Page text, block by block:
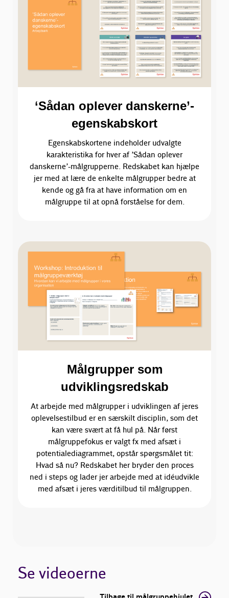
‘Sådan oplever danskerne’-
egenskabskort
Egenskabskortene indeholder udvalgte
karakteristika for hver af ’Sådan oplever
danskerne’-målgrupperne. Redskabet kan hjælpe
jer med at lære de enkelte målgrupper bedre at
kende og gå fra at have information om en
målgruppe til at opnå forståelse for dem.
Målgrupper som
udviklingsredskab
At arbejde med målgrupper i udviklingen af jeres
oplevelsestilbud er en særskilt disciplin, som det
kan være svært at få hul på. Når først
målgruppefokus er valgt fx med afsæt i
potentialediagrammet, opstår spørgsmålet tit:
Hvad så nu? Redskabet her bryder den proces
ned i steps og lader jer arbejde med at idéudvikle
med afsæt i jeres værditilbud til målgruppen.
Se videoerne